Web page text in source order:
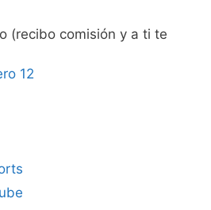
(recibo comisión y a ti te
12